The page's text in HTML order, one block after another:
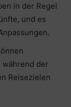
in der Regel
und es
der
Reisezielen